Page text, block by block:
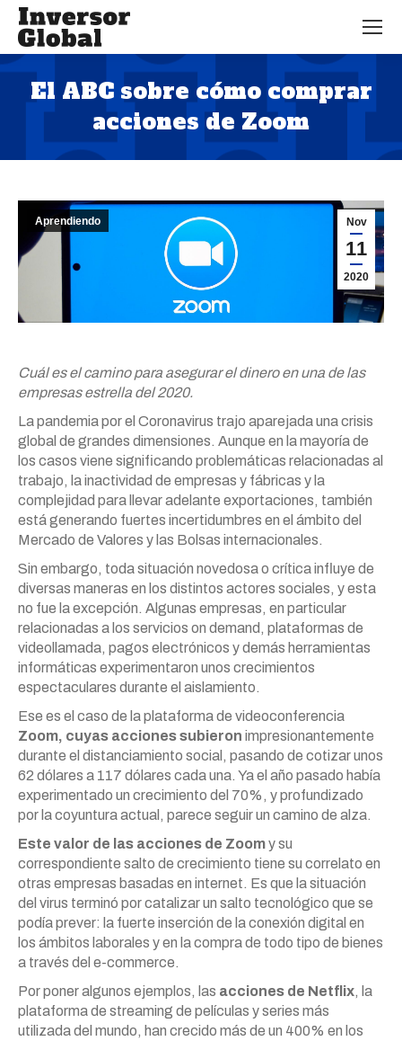
El ABC sobre cómo comprar
acciones de Zoom
Estás aquí:
Nov
11
2020
Aprendiendo
Cuál es el camino para asegurar el dinero en una de las
empresas estrella del 2020.
La pandemia por el Coronavirus trajo aparejada una crisis
global de grandes dimensiones. Aunque en la mayoría de
los casos viene significando problemáticas relacionadas al
trabajo, la inactividad de empresas y fábricas y la
complejidad para llevar adelante exportaciones, también
está generando fuertes incertidumbres en el ámbito del
Mercado de Valores y las Bolsas internacionales.
Sin embargo, toda situación novedosa o crítica influye de
diversas maneras en los distintos actores sociales, y esta
no fue la excepción. Algunas empresas, en particular
relacionadas a los servicios on demand, plataformas de
videollamada, pagos electrónicos y demás herramientas
informáticas experimentaron unos crecimientos
espectaculares durante el aislamiento.
Ese es el caso de la plataforma de videoconferencia
Zoom, cuyas acciones subieron impresionantemente
durante el distanciamiento social, pasando de cotizar unos
62 dólares a 117 dólares cada una. Ya el año pasado había
experimentado un crecimiento del 70%, y profundizado
por la coyuntura actual, parece seguir un camino de alza.
Este valor de las acciones de Zoomy su
correspondiente salto de crecimiento tiene su correlato en
otras empresas basadas en internet. Es que la situación
del virus terminó por catalizar un salto tecnológico que se
podía prever: la fuerte inserción de la conexión digital en
los ámbitos laborales y en la compra de todo tipo de bienes
a través del e-commerce.
Por poner algunos ejemplos, las acciones de Netflix, la
plataforma de streaming de películas y series más
utilizada del mundo, han crecido más de un 400% en los